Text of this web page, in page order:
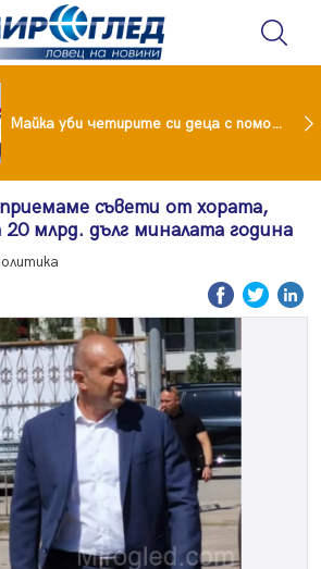
Майка уби четирите си деца с помощта на баба им, след което се самоуби
съвети от хората,
20 млрд. дълг миналата година